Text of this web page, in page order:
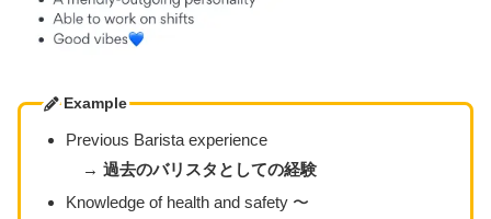
Example
Previous Barista experience
→ 過去のバリスタとしての経験
Knowledge of health and safety 〜